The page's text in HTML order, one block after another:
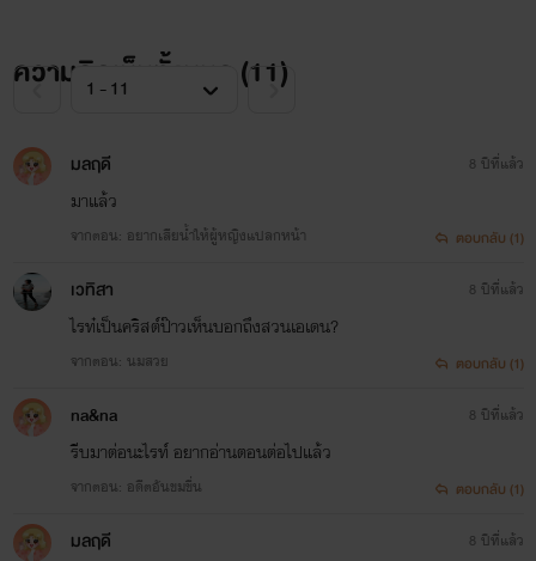
www.mebmarket.com
ผมอยากรู้ทุกอย่างเกี่ยวกับคุณ” วีนัสเสหลบสายตาคาดหวังและ
รอคอย เธอกลบเกลื่อนอาการวุ่นวายใจอย่างแยบยลด้วยการหยิบ
แก้วกาแฟขึ้นมาจิบ ทำราวกับว่าโลกใบนี้ไม่มีสิ่งใดสำคัญมากไป
กว่าการทานอาหารเช้า“คุณไม่รู้สึกเลยหรือว่าระหว่างเราไม่ใช่แค่
one-night แต่มันเป็น whole life” คำอธิบายของเขาส่งผลต่อ
หัวใจเธอที่พองโตขึ้นมาเหมือนถูกเป่าด้วยเครื่องปั๊มลมไฟฟ้า ทว่า
ส้นสูงรองเท้าของสาวมั่นผู้มีอำนาจควบคุมการทำงานสมองซีก
ซ้ายได้กระทืบมันเป็นรูโหว่และเหี่ยวแฟบลงอย่างรวดเร็วแล้ว
หล่อนก็ประกาศก้องว่า... เธอชนะแล้ววีนัส เธอทำให้เขาคลั่งรัก
อย่างหน้ามืดตามัวแบบที่ไม่ต้องเสียเวล่ำเวลาอะไรมากมายด้วย
ภาพถ่ายเยอะเลยด้วย!นีน่าคิดว่าตอนนี้ตาของ
อย่างช้าๆ ท่วงท่าของเขามันเซ็กซี่เร้าใจเหลือเ
ประหม่าที่จะสัมผัสแตะต้องคริสเตียนที่เกือบ
ประมวลผลคำคำนี้อย่างรวดเร็วทันใจ! มันยังส
เหตุการณ์ล่วงหน้าให้เธอแบบคร่าวๆ ด้วยว่า ห
ระเริงสวาท
ทำได้หลายท่านะ”คำตอบของริคทำเอาคนฟัง
ความคิดเห็นทั้งหมด (11)
มลฤดี
มาแล้ว
จากตอน: อยากเสียน้ำให้ผู้หญิงแปลกหน้า
8 ปีที่แล้ว
ตอบกลับ (1)
เวทิสา
ไรท๋เป็นคริสต์ป๊าวเห็นบอกถึงสวนเอเดน?
จากตอน: นมสวย
8 ปีที่แล้ว
ตอบกลับ (1)
na&na
รีบมาต่อนะไรท์ อยากอ่านตอนต่อไปแล้ว
จากตอน: อดีตอันขมขื่น
8 ปีที่แล้ว
ตอบกลับ (1)
มลฤดี 8 ปีที่แล้ว